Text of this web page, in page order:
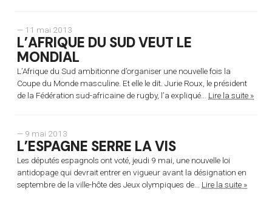
— 11 mai 2013
L’AFRIQUE DU SUD VEUT LE
MONDIAL
L’Afrique du Sud ambitionne d’organiser une nouvelle fois la
Coupe du Monde masculine. Et elle le dit. Jurie Roux, le président
de la Fédération sud-africaine de rugby, l’a expliqué... Lire la suite »
— 9 mai 2013
L’ESPAGNE SERRE LA VIS
Les députés espagnols ont voté, jeudi 9 mai, une nouvelle loi
antidopage qui devrait entrer en vigueur avant la désignation en
septembre de la ville-hôte des Jeux olympiques de... Lire la suite »